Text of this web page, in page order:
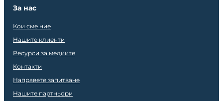
За нас
Кои сме ние
Нашите клиенти
Ресурси за медиите
Контакти
Направете запитване
Нашите партньори